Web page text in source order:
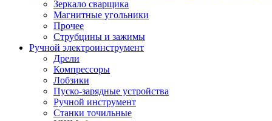
Зеркало сварщика
Магнитные угольники
Прочее
Струбцины и зажимы
Ручной электроинструмент
Дрели
Компрессоры
Лобзики
Пуско-зарядные устройства
Ручной инструмент
Станки точильные